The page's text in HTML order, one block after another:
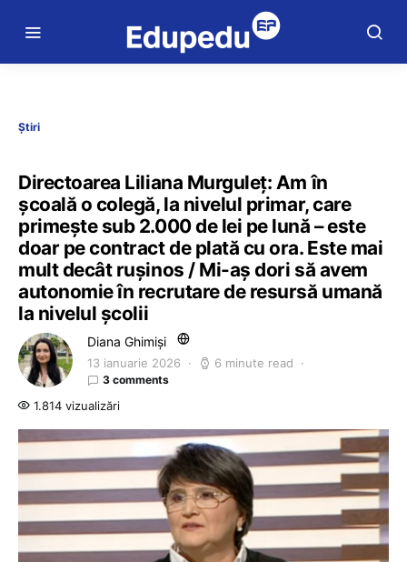
Știri
Directoarea Liliana Murguleț: Am în
şcoală o colegă, la nivelul primar, care
primeşte sub 2.000 de lei pe lună – este
doar pe contract de plată cu ora. Este mai
mult decât ruşinos / Mi-aș dori să avem
autonomie în recrutare de resursă umană
la nivelul școlii
Diana Ghimiși
13 ianuarie 2026 6 minute read
3 comments
1.814 vizualizări